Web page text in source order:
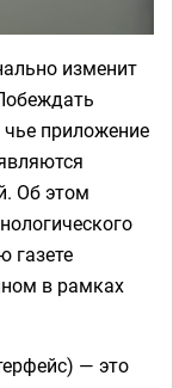
изменит
чье приложение
Об этом
газете
в рамках
— это